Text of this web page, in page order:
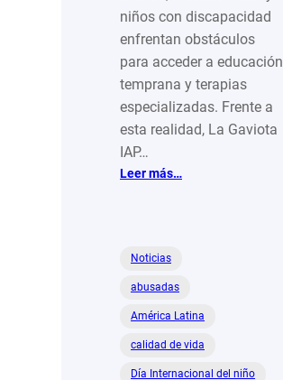
niños con discapacidad
enfrentan obstáculos
para acceder a educación
temprana y terapias
especializadas. Frente a
esta realidad, La Gaviota
IAP…
Leer más…
transforma
Noticias
abusadas
América Latina
calidad de vida
Día Internacional del niño